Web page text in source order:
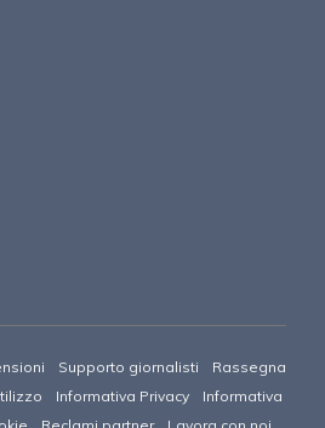
Supporto giornalisti
Rassegna
Informativa Privacy
Informativa